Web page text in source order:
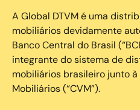
A Global DTVM é uma
mobiliários devidamente
Banco Central do Brasil
integrante do sistema de
mobiliários brasileiro junto
Mobiliários (“CVM”).